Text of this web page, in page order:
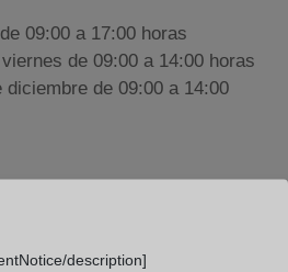
09:00 a 17:00 horas
de 09:00 a 14:00 horas
de 09:00 a 14:00
description]